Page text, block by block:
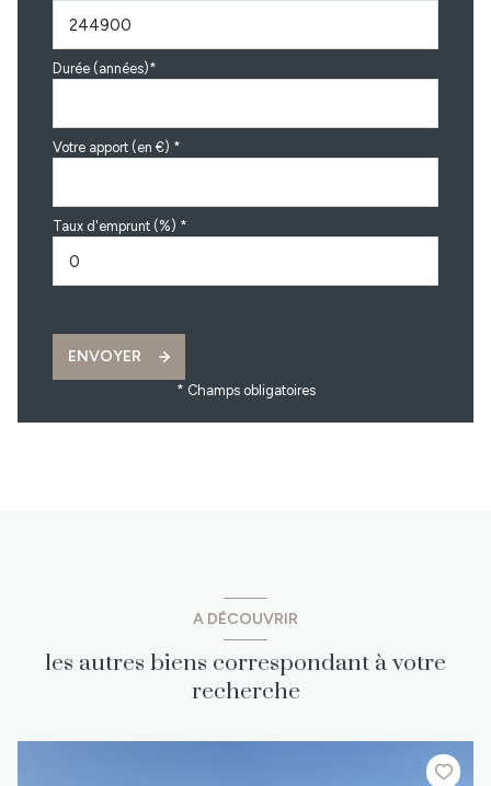
Durée (années)*
Votre apport (en €) *
Taux d'emprunt (%) *
ENVOYER
* Champs obligatoires
A DÉCOUVRIR
les autres biens correspondant à votre
recherche